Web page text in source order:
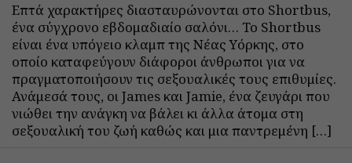
Επτά χαρακτήρες διασταυρώνονται στο Shortbus,
ένα σύγχρονο εβδομαδιαίο σαλόνι… Το Shortbus
είναι ένα υπόγειο κλαμπ της Νέας Υόρκης, στο
οποίο καταφεύγουν διάφοροι άνθρωποι για να
πραγματοποιήσουν τις σεξουαλικές τους επιθυμίες.
Ανάμεσά τους, οι James και Jamie, ένα ζευγάρι που
νιώθει την ανάγκη να βάλει κι άλλα άτομα στη
σεξουαλική του ζωή καθώς και μια παντρεμένη […]